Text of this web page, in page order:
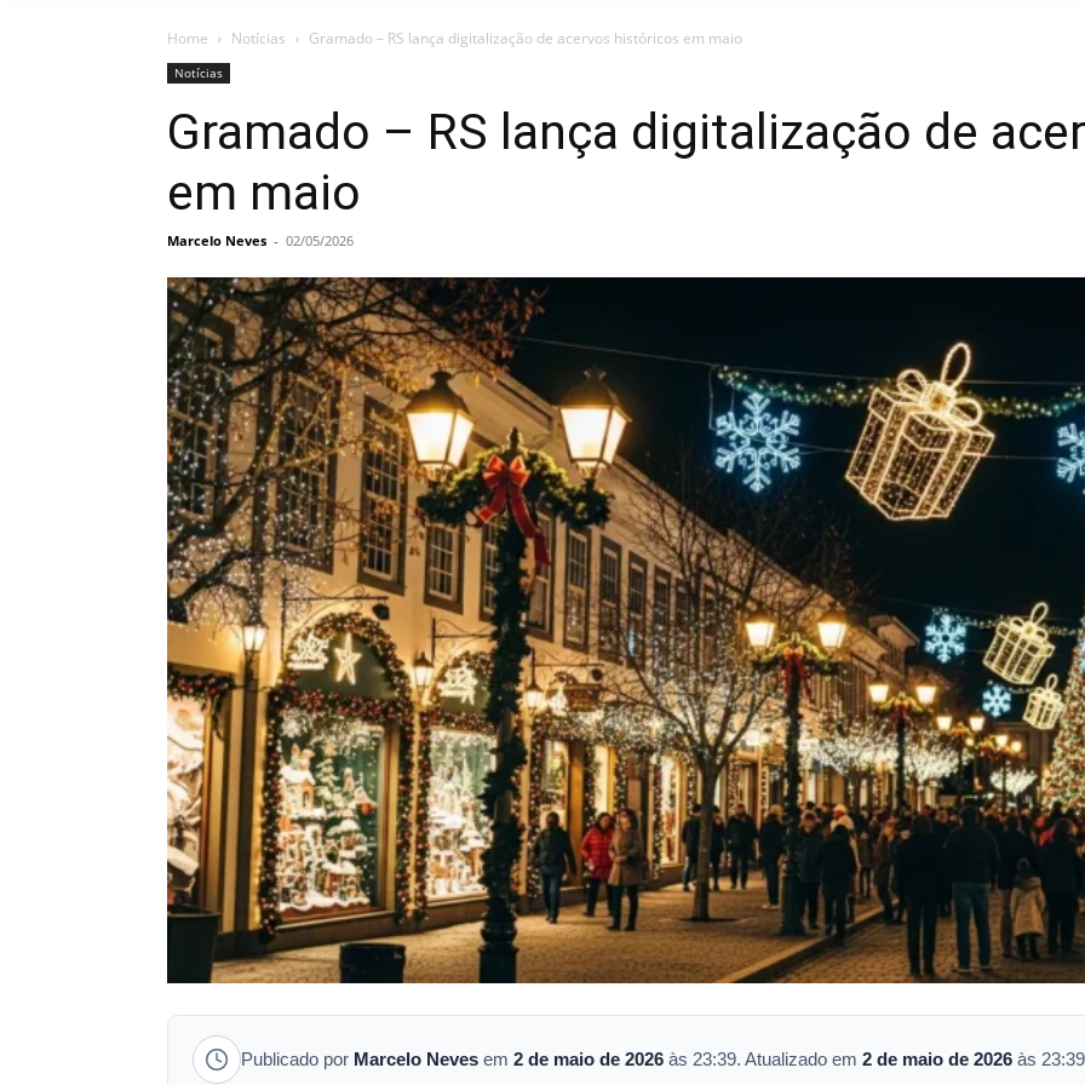
Home Notícias Gramado – RS lança digitalização de acervos históricos em maio
Notícias
Gramado – RS lança digitalização de
em maio
Marcelo Neves - 02/05/2026
Publicado por Marcelo Neves em 2 de maio de 2026 às 23:39. Atualizado em 2 de maio de 2026 às